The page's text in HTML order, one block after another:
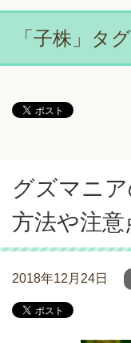
「子株」タ
グズマニ
方法や注意
2018年12月24日